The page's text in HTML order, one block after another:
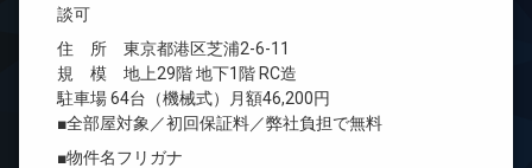
談可
住 所 東京都港区芝浦2-6-11
規 模 地上29階 地下1階 RC造
駐車場 64台（機械式）月額46,200円
■全部屋対象／初回保証料／弊社負担で無料
■物件名フリガナ